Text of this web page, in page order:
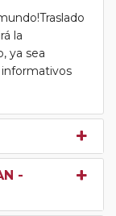
la
ya sea
-